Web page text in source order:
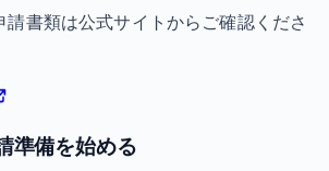
請書類は公式サイトからご確認くださ
準備を始める